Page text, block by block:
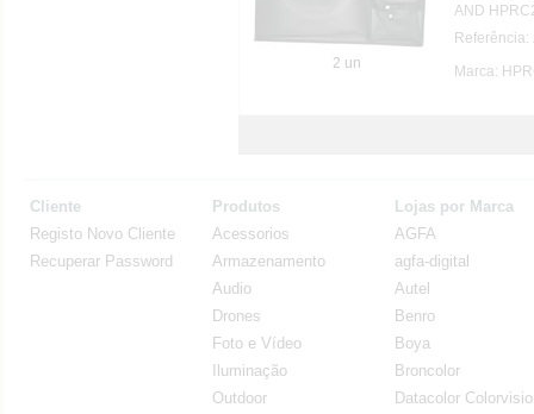
2 un
AND
Referência:
Marca:
Cliente
Registo Novo Cliente
Recuperar Password
Produtos
Acessorios
Armazenamento
Audio
Drones
Foto e Vídeo
Iluminação
Outdoor
Lojas por Marca
AGFA
agfa-digital
Autel
Benro
Boya
Broncolor
Datacolor